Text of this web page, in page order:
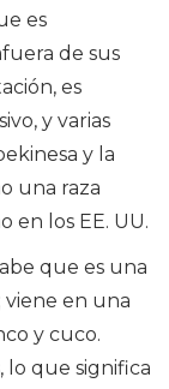
es
de sus
es
y varias
y la
una raza
en los EE. UU.
que es una
viene en una
y cuco.
lo que significa